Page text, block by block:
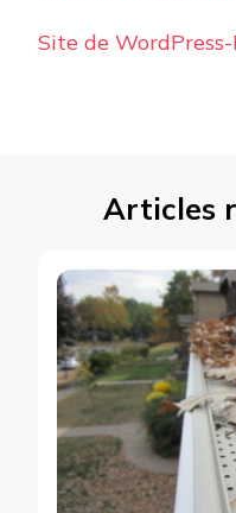
Site de WordPress-
Articles